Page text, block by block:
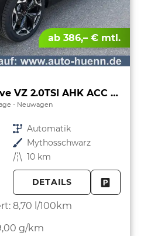
ab 386,– € mtl.
2.0 TSI 195 kW 4Drive VZ 2.0TSI AHK ACC el. Hk GV5/100TKM
Neuwagen
Getriebe Automatik
Außenfarbe Mythosschwarz
Kilometerstand 10 km
DETAILS
8,70 l/100km
g/km